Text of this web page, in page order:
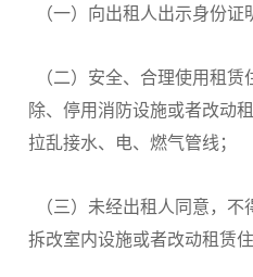
（一）向出租人出示身份证
（二）安全、合理使用租
除、停用消防设施或者改动
拉乱接水、电、燃气管线；
（三）未经出租人同意，不
拆改室内设施或者改动租赁住